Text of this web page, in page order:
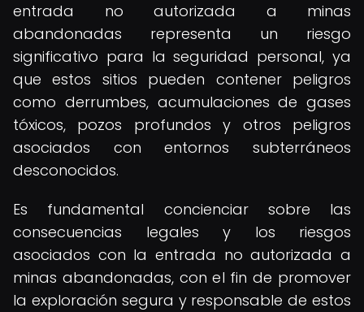
entrada no autorizada a minas
abandonadas representa un riesgo
significativo para la seguridad personal, ya
que estos sitios pueden contener peligros
como derrumbes, acumulaciones de gases
tóxicos, pozos profundos y otros peligros
asociados con entornos subterráneos
desconocidos.
Es fundamental concienciar sobre las
consecuencias legales y los riesgos
asociados con la entrada no autorizada a
minas abandonadas, con el fin de promover
la exploración segura y responsable de estos